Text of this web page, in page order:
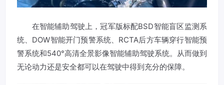
在智能辅助驾驶上，冠军版标配BSD智能盲区监测系
统、DOW智能开门预警系统、RCTA后方车辆穿行智能预
警系统和540°高清全景影像智能辅助驾驶系统。从而做到
无论动力还是安全都可以在驾驶中得到充分的保障。